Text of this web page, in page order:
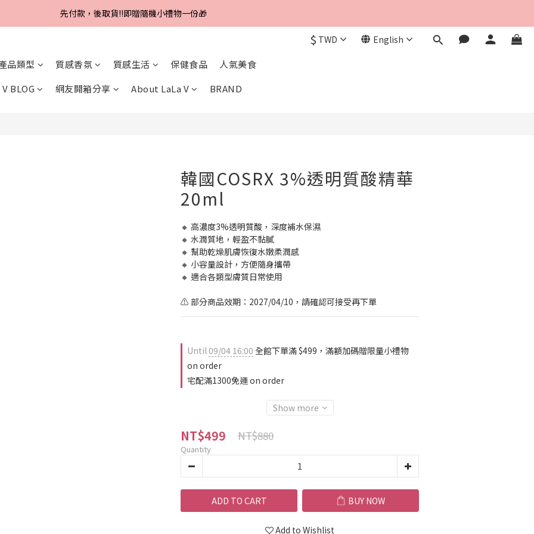
Line好友招募中，首購、回購皆贈100元
先付款，後取貨‼️即贈隨機小禮物一份🎁
$ TWD English
品類型 質感香氛 質感生活 保健食品
人氣美食
BLOG 網友開箱分享 About LaLa V BRAND
韓國COSRX 3%透明質酸精華
20ml
🔸 高濃度3%透明質酸，深度補水保濕
🔸 水潤質地，輕盈不黏膩
🔸 幫助乾燥肌膚恢復水嫩柔潤感
🔸 小容量設計，方便隨身攜帶
🔸 適合各類型膚質日常使用
⚠️ 部分商品效期：2027/04/10，請確認可接受再下單
Until09/04 16:00 全館下單滿 $499，滿額加碼贈限量小禮物
on order
宅配滿1300免運 on order
Show more
NT$499 NT$880
Quantity
ADD TO CART BUY NOW
Add to Wishlist
BUY NOW